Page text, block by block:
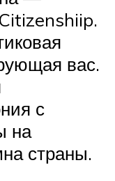
вас.
с
на
страны.